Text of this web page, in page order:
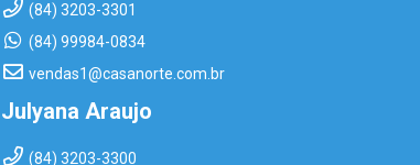
(84) 3203-3301
(84) 99984-0834
vendas1@casanorte.com.br
Julyana Araujo
(84) 3203-3300